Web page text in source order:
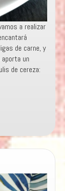
a realizar
de carne, y
un
de cereza: